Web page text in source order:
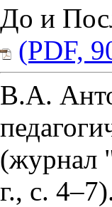
До и
(PDF,
В.А.
(журнал
г., с.